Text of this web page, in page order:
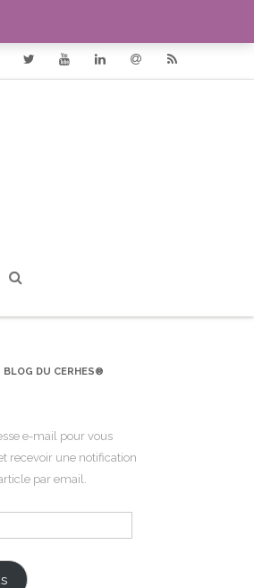
DU CERHES®
e-mail pour vous
recevoir une notification
par email.